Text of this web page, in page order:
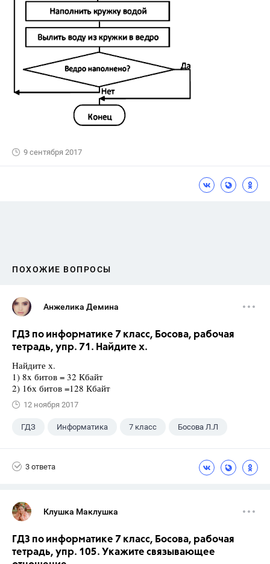
9 сентября 2017
ПОХОЖИЕ ВОПРОСЫ
Анжелика Демина
ГДЗ по информатике 7 класс, Босова, рабочая
тетрадь, упр. 71. Найдите х.
Найдите х.
1) 8x битов = 32 Кбайт
2) 16х битов =128 Кбайт
12 ноября 2017
ГДЗ Информатика 7 класс Босова Л.Л
3 ответа
Клушка Маклушка
ГДЗ по информатике 7 класс, Босова, рабочая
тетрадь, упр. 105. Укажите связывающее